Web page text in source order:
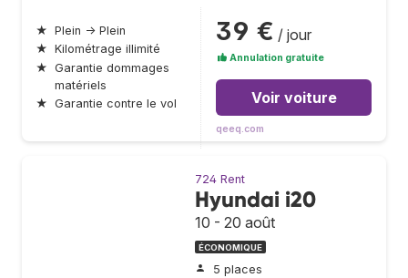
★ Plein → Plein
★ Kilométrage illimité
★ Garantie dommages
matériels
★ Garantie contre le vol
39 € / jour
Annulation gratuite
Voir voiture
qeeq.com
724 Rent
Hyundai i20
10 - 20 août
ÉCONOMIQUE
5 places